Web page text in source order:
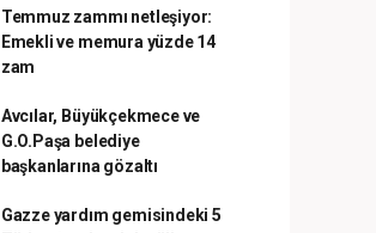
Temmuz zammı netleşiyor:
Emekli ve memura yüzde 14
zam
Avcılar, Büyükçekmece ve
G.O.Paşa belediye
başkanlarına gözaltı
Gazze yardım gemisindeki 5